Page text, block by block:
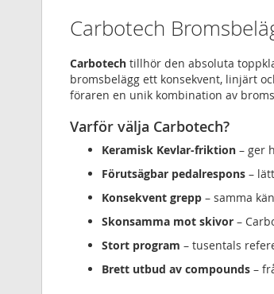
Carbotech
Carbotech tillhör den absoluta
bromsbelägg ett konsekvent, linjärt
föraren en unik kombination av
Varför välja Carbotech?
Keramisk Kevlar-friktion – ger
Förutsägbar pedalrespons –
Konsekvent grepp – samma
Skonsamma mot skivor –
Stort program – tusentals
Brett utbud av compounds –